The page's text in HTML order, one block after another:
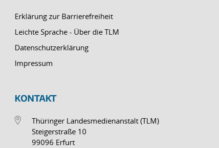
Erklärung zur Barrierefreiheit
Leichte Sprache - Über die TLM
Datenschutzerklärung
Impressum
KONTAKT
Thüringer Landesmedienanstalt (TLM)
Steigerstraße 10
99096 Erfurt